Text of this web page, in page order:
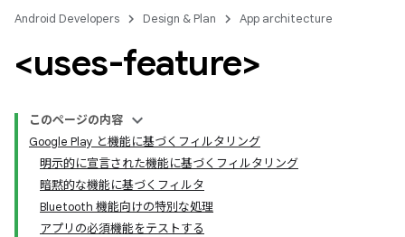
Android Developers Design & Plan App architecture
<uses-feature>
このページの内容
Google Play と機能に基づくフィルタリング
明示的に宣言された機能に基づくフィルタリング
暗黙的な機能に基づくフィルタ
Bluetooth 機能向けの特別な処理
アプリの必須機能をテストする